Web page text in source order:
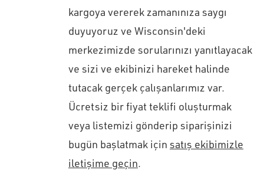
kargoya vererek zamanınıza saygı
duyuyoruz ve Wisconsin'deki
merkezimizde sorularınızı yanıtlayacak
ve sizi ve ekibinizi hareket halinde
tutacak gerçek çalışanlarımız var.
Ücretsiz bir fiyat teklifi oluşturmak
veya listemizi gönderip siparişinizi
bugün başlatmak için satış ekibimizle
iletişime geçin.